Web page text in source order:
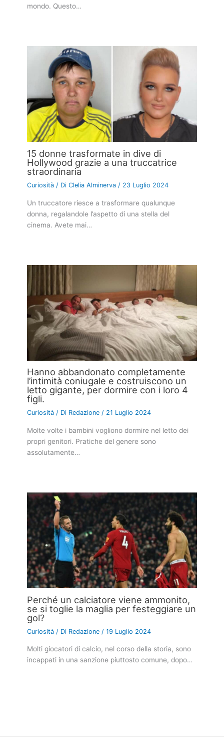
mondo. Questo…
15 donne trasformate in dive di
Hollywood grazie a una truccatrice
straordinaria
Curiosità / DiClelia Alminerva/ 23 Luglio 2024
Un truccatore riesce a trasformare qualunque
donna, regalandole l’aspetto di una stella del
cinema. Avete mai…
Hanno abbandonato completamente
l’intimità coniugale e costruiscono un
letto gigante, per dormire con i loro 4
figli.
Curiosità / Di Redazione/ 21 Luglio 2024
Molte volte i bambini vogliono dormire nel letto dei
propri genitori. Pratiche del genere sono
assolutamente…
Perché un calciatore viene ammonito,
se si toglie la maglia per festeggiare un
gol?
Curiosità / Di Redazione /19 Luglio 2024
Molti giocatori di calcio, nel corso della storia, sono
incappati in una sanzione piuttosto comune, dopo…